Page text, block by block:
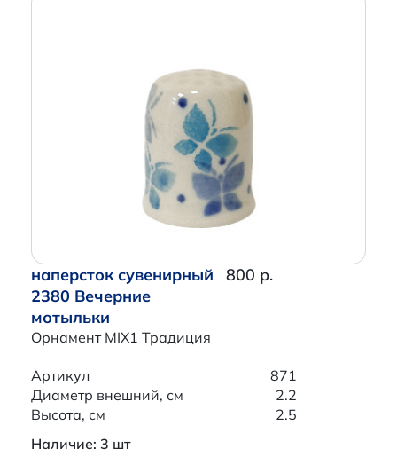
наперсток сувенирный
2380 Вечерние
мотыльки
Орнамент MIX1 Традиция
800 р.
Артикул
871
Диаметр внешний, см
2.2
Высота, см
2.5
Наличие: 3 шт